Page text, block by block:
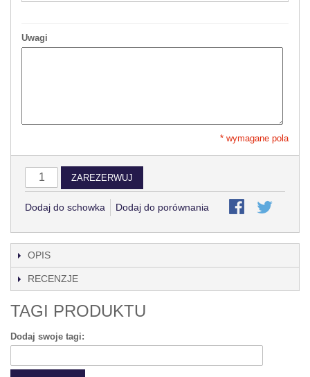
Uwagi
* wymagane pola
ZAREZERWUJ
Dodaj do schowka Dodaj do porównania
OPIS
RECENZJE
TAGI PRODUKTU
Dodaj swoje tagi: